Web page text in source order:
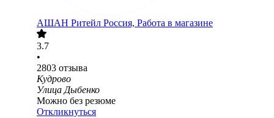
АШАН Ритейл Россия, Работа в магазине
3.7
•
2803 отзыва
Кудрово
Улица Дыбенко
Можно без резюме
Откликнуться